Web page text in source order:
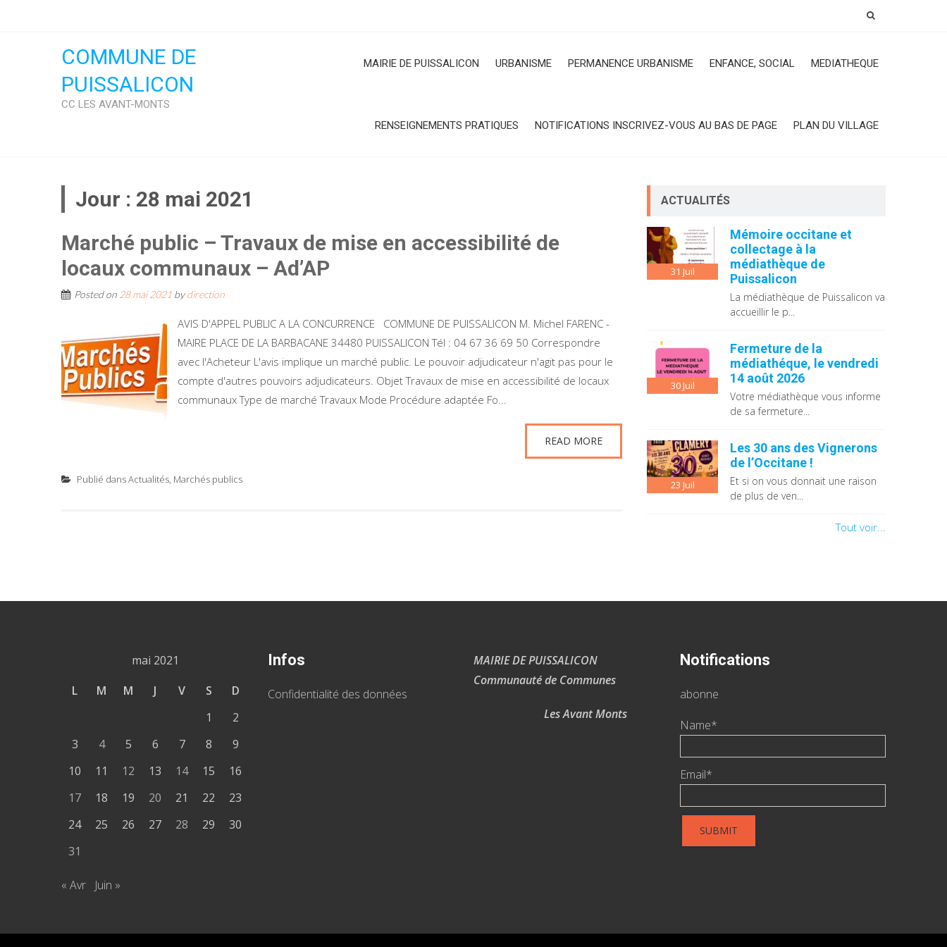
COMMUNE DE
PUISSALICON
CC LES AVANT-MONTS
MAIRIE DE PUISSALICON URBANISME PERMANENCE URBANISME ENFANCE, SOCIAL MEDIATHEQUE
RENSEIGNEMENTS PRATIQUES NOTIFICATIONS INSCRIVEZ-VOUS AU BAS DE PAGE PLAN DU VILLAGE
Jour : 28 mai 2021
Marché public – Travaux de mise en accessibilité de
locaux communaux – Ad’AP
Posted on 28 mai 2021 bydirection
AVIS D'APPEL PUBLIC A LA CONCURRENCE COMMUNE DE PUISSALICON M. Michel FARENC -
MAIRE PLACE DE LA BARBACANE 34480 PUISSALICON Tél : 04 67 36 69 50 Correspondre
avec l'Acheteur L'avis implique un marché public. Le pouvoir adjudicateur n'agit pas pour le
compte d'autres pouvoirs adjudicateurs. Objet Travaux de mise en accessibilité de locaux
communaux Type de marché Travaux Mode Procédure adaptée Fo...
READ MORE
Publié dansActualités, Marchés publics
ACTUALITÉS
31 Juil
Mémoire occitane et
collectage à la
médiathèque de
Puissalicon
La médiathèque de Puissalicon va
accueillir le p...
30Juil
Fermeture de la
médiathéque, le vendredi
14 août 2026
Votre médiathèque vous informe
de sa fermeture...
23 Juil
Les 30 ans des Vignerons
de l’Occitane !
Et si on vous donnait une raison
de plus de ven...
Tout voir...
mai 2021
L
M M J V S
D
1
2
3
4 5 6 7 8
9
10
11 12 13 14 15
16
17
18 19 20 21 22
23
24
25 26 27 28 29
30
31
« Avr Juin »
Infos
Confidentialité des données
MAIRIE DE PUISSALICON
Communauté de Communes
Les Avant Monts
Notifications
abonne
Name*
Email*